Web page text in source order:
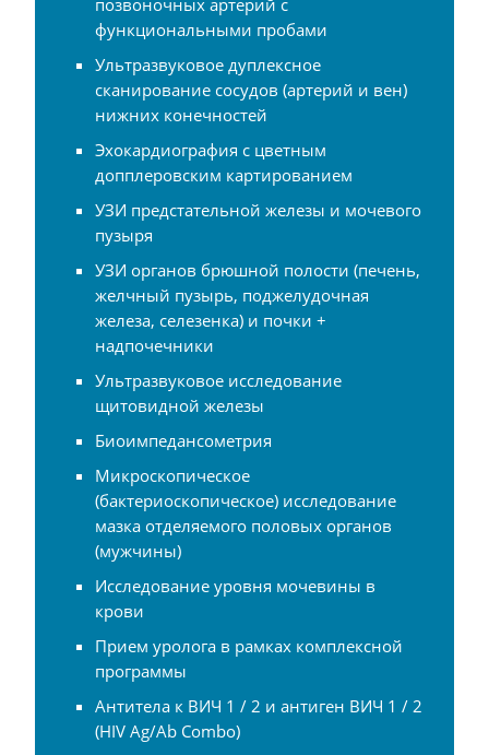
функциональными пробами
Ультразвуковое дуплексное
сканирование сосудов (артерий и вен)
нижних конечностей
Эхокардиография с цветным
допплеровским картированием
УЗИ предстательной железы и мочевого
пузыря
УЗИ органов брюшной полости (печень,
желчный пузырь, поджелудочная
железа, селезенка) и почки +
надпочечники
Ультразвуковое исследование
щитовидной железы
Биоимпедансометрия
Микроскопическое
(бактериоскопическое) исследование
мазка отделяемого половых органов
(мужчины)
Исследование уровня мочевины в
крови
Прием уролога в рамках комплексной
программы
Антитела к ВИЧ 1 / 2 и антиген ВИЧ 1 / 2
(HIV Ag/Ab Combo)